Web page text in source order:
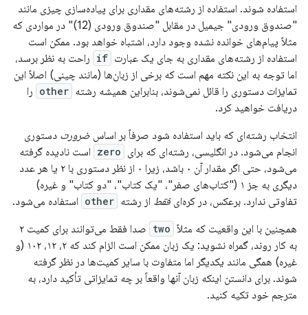
استفاده شوند. استفاده از رشته‌های مقداری برای پیاده‌سازی چیزی مانند
"صندوق ورودی" جیمیل در مقابل "صندوق ورودی (12)" در مواردی که
مثلاً پیام‌های خوانده نشده وجود دارد، اشتباه خواهد بود. ممکن است
استفاده از رشته‌های مقداری به جای یک عبارت if راحت به نظر برسد،
اما توجه به این نکته مهم است که برخی از زبان‌ها (مانند چینی) اصلاً این
تمایزات دستوری را قائل نمی‌شوند، بنابراین همیشه رشته other را
دریافت خواهید کرد.
انتخاب رشته‌ای که باید استفاده شود صرفاً بر اساس ضرورت دستوری
انجام می‌شود. در انگلیسی، رشته‌ای که برای zero است نادیده گرفته
می‌شود، حتی اگر مقدار آن ۰ باشد، زیرا ۰ از نظر دستوری با ۲ یا هر عدد
دیگری به جز ۱ ("کتاب‌های صفر"، "یک کتاب"، "دو کتاب" و غیره)
تفاوتی ندارد. برعکس، در کره‌ایفقط از رشته other استفاده می‌شود.
همچنین با این واقعیت که مثلاً two
صدا فقط می‌توانند برای کمیت ۲
به کار روند، گمراه نشوید: یک زبان ممکن است الزام کند که ۲، ۱۲، ۱۰۲ (و
غیره) همگی مانند یکدیگر اما متفاوت با سایر کمیت‌ها در نظر گرفته
شوند. برای دانستن اینکه زبان آنها واقعاً بر چه تمایزاتی تأکید دارد، به
مترجم خود تکیه کنید.